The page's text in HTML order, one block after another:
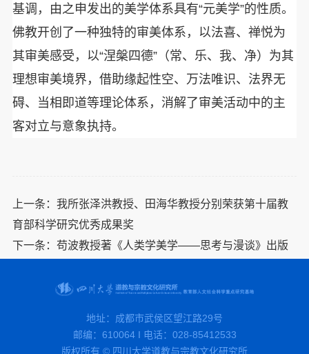
基调，由之申发出的美学体系具有“元美学”的性质。
佛教开创了一种独特的审美体系，以法喜、禅悦为
其审美感受，以“涅槃四德”（常、乐、我、净）为其
理想审美境界，借助缘起性空、万法唯识、法界无
碍、当相即道等理论体系，消解了审美活动中的主
客对立与意象执持。
上一条： 我所张泽洪教授、田海华教授分别荣获第十届教
育部科学研究优秀成果奖
下一条： 苟波教授著《人类学美学——思考与漫谈》出版
地址：成都市武侯区望江路29号
邮编：610064 I 电话：028-85412533
版权所有 © 四川大学道教与宗教文化研究所